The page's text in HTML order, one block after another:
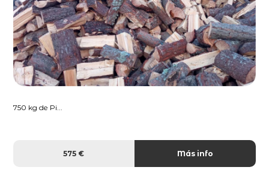
750 kg de Pi...
575 € Más info